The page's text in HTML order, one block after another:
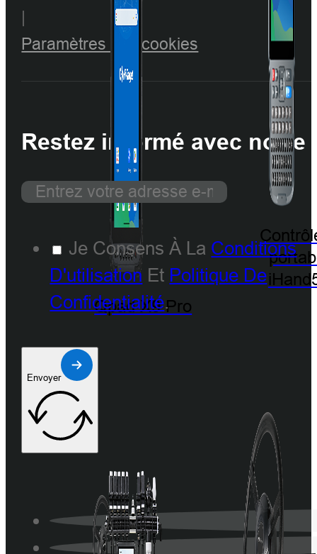
Qpad X9 Pro
|
Paramètres des cookies
Restez informé avec notre
Je Consens À La Conditions
D'utilisation Et Politique De
Confidentialité.
Envoyer